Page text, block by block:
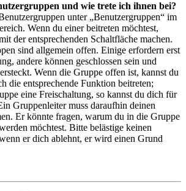
und wie trete ich ihnen bei?
unter „Benutzergruppen“ im
Wenn du einer beitreten möchtest,
der entsprechenden Schaltfläche machen.
sind allgemein offen. Einige erfordern erst
andere können geschlossen sein und
Wenn die Gruppe offen ist, kannst du
die entsprechende Funktion beitreten;
eine Freischaltung, so kannst du dich für
Gruppenleiter muss daraufhin deinen
Er könnte fragen, warum du in die Gruppe
möchtest. Bitte belästige keinen
er dich ablehnt, er wird einen Grund